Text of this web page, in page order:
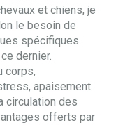
et chiens, je
le besoin de
spécifiques
dernier.
corps,
apaisement
circulation des
offerts par